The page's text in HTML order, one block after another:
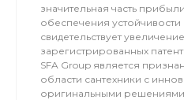
значительная часть
обеспечения
свидетельствует
зарегистрированных
SFA Group является
области сантехники с
оригинальными